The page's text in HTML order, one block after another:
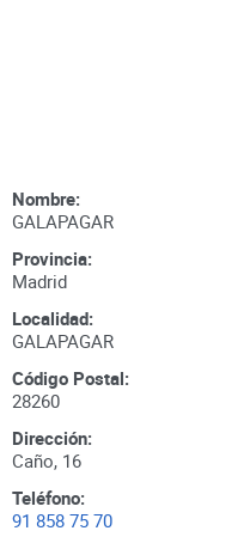
Nombre:
GALAPAGAR
Provincia:
Madrid
Localidad:
GALAPAGAR
Código Postal:
28260
Dirección:
Caño, 16
Teléfono:
91 858 75 70